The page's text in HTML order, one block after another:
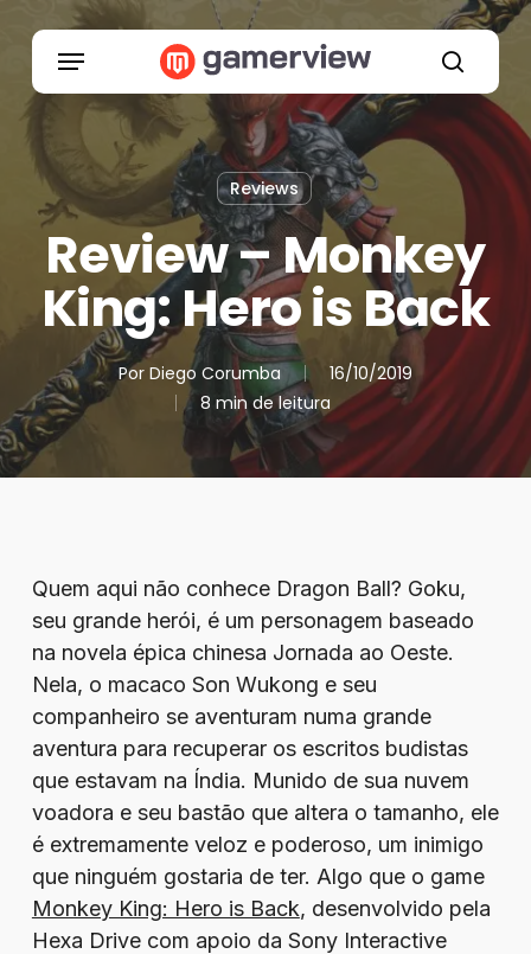
content
search
Menu
Reviews
Review – Monkey
King: Hero is Back
Por Diego Corumba
16/10/2019
8 min de leitura
Quem aqui não conhece Dragon Ball? Goku,
seu grande herói, é um personagem baseado
na novela épica chinesa Jornada ao Oeste.
Nela, o macaco Son Wukong e seu
companheiro se aventuram numa grande
aventura para recuperar os escritos budistas
que estavam na Índia. Munido de sua nuvem
voadora e seu bastão que altera o tamanho, ele
é extremamente veloz e poderoso, um inimigo
que ninguém gostaria de ter. Algo que o game
Monkey King: Hero is Back, desenvolvido pela
Hexa Drive com apoio da Sony Interactive